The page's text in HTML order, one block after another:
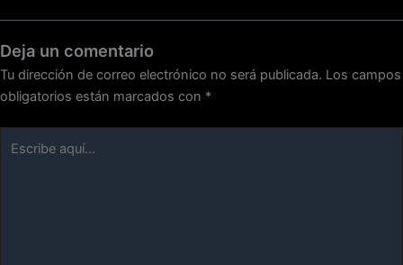
Deja un comentario
Tu dirección de correo electrónico no será publicada. Los campos
obligatorios están marcados con *
aquí...